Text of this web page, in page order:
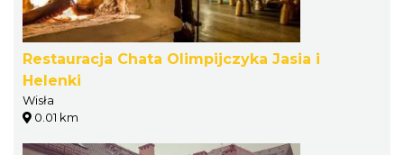
Restauracja Chata Olimpijczyka Jasia i
Helenki
Wisła
0.01 km